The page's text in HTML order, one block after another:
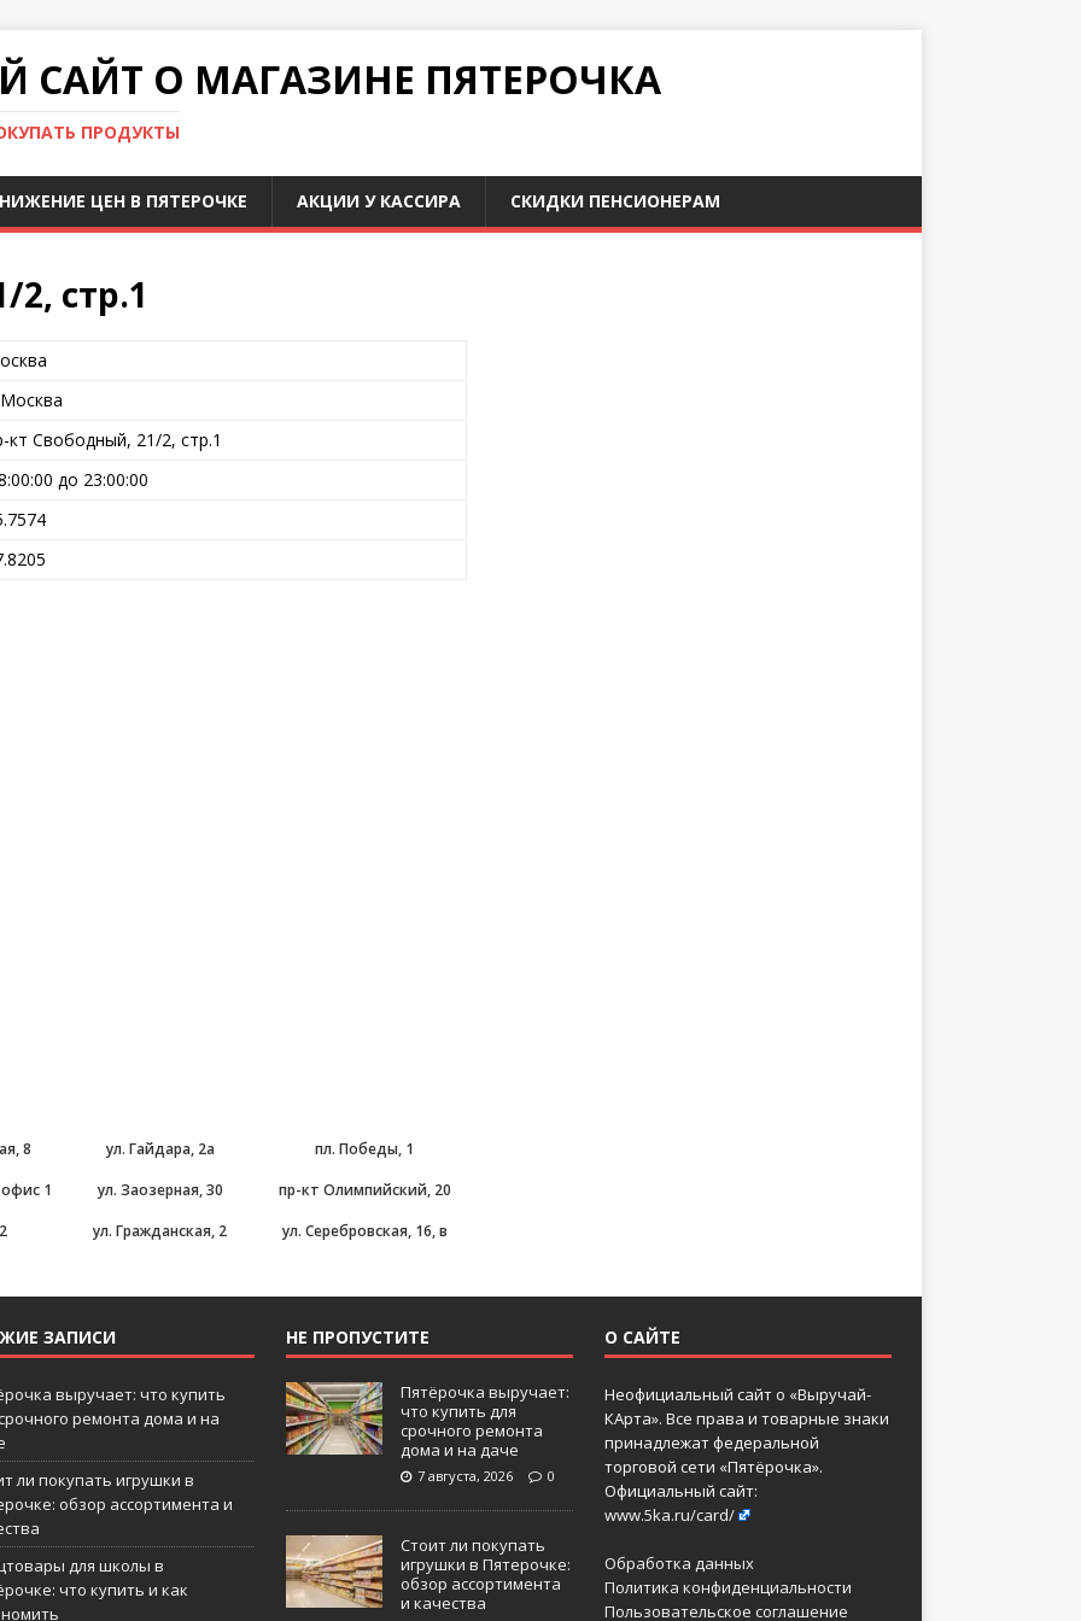
О МАГАЗИНЕ ПЯТЕРОЧКА
ПРОДУКТЫ
ЦЕН В ПЯТЕРОЧКЕ АКЦИИ У КАССИРА СКИДКИ ПЕНСИОНЕРАМ
стр.1
кт Свободный, 21/2, стр.1
до 23:00:00
8 ул. Гайдара, 2а
пл. Победы, 1
1 ул. Заозерная, 30
пр-кт Олимпийский, 20
ул. Гражданская, 2 ул. Серебровская, 16, в
ЗАПИСИ
выручает: что купить
ремонта дома и на
ли покупать игрушки в
обзор ассортимента и
для школы в
что купить и как
НЕ ПРОПУСТИТЕ
Пятёрочка выручает:
что купить для
срочного ремонта
дома и на даче
7 августа, 2026 0
Стоит ли покупать
игрушки в Пятерочке:
обзор ассортимента
и качества
О САЙТЕ
Неофициальный сайт о «Выручай-
КАрта». Все права и товарные знаки
принадлежат федеральной
торговой сети «Пятёрочка».
Официальный сайт:
www.5ka.ru/card/
Обработка данных
Политика конфиденциальности
Пользовательское соглашение